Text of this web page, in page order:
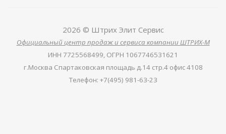
2026 © Штрих Элит Сервис
Официальный центр продаж и сервиса компании ШТРИХ-М
ИНН 7725568499, ОГРН 1067746531621
г.Москва Спартаковская площадь д.14 стр.4 офис 4108
Телефон: +7(495) 981-63-23